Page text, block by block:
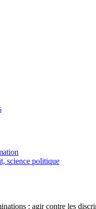
science politique
: agir contre les